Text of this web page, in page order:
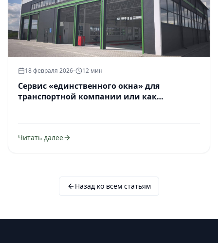
18 февраля 2026• 12 мин
Сервис «единственного окна» для
транспортной компании или как
Читать далее
Назад ко всем статьям